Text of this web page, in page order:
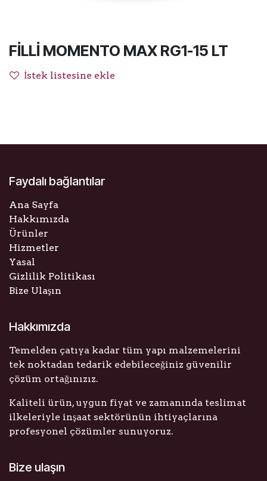
FİLLİ MOMENTO MAX RG1-15 LT
İstek listesine ekle
Faydalı bağlantılar
Ana Sayfa
Hakkımızda
Ürünler
Hizmetler
Yasal
Gizlilik Politikası
Bize Ulaşın
Hakkımızda
Temelden çatıya kadar tüm yapı malzemelerini
tek noktadan tedarik edebileceğiniz güvenilir
çözüm ortağınızız.
Kaliteli ürün, uygun fiyat ve zamanında teslimat
ilkeleriyle inşaat sektörünün ihtiyaçlarına
profesyonel çözümler sunuyoruz.
Bize ulaşın